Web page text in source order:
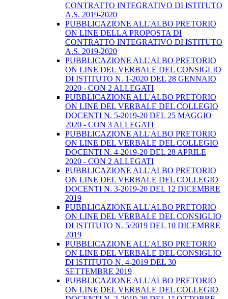
CONTRATTO INTEGRATIVO DI ISTITUTO
A.S. 2019-2020
PUBBLICAZIONE ALL'ALBO PRETORIO
ON LINE DELLA PROPOSTA DI
CONTRATTO INTEGRATIVO DI ISTITUTO
A.S. 2019-2020
PUBBLICAZIONE ALL'ALBO PRETORIO
ON LINE DEL VERBALE DEL CONSIGLIO
DI ISTITUTO N. 1-2020 DEL 28 GENNAIO
2020 - CON 2 ALLEGATI
PUBBLICAZIONE ALL'ALBO PRETORIO
ON LINE DEL VERBALE DEL COLLEGIO
DOCENTI N. 5-2019-20 DEL 25 MAGGIO
2020 - CON 3 ALLEGATI
PUBBLICAZIONE ALL'ALBO PRETORIO
ON LINE DEL VERBALE DEL COLLEGIO
DOCENTI N. 4-2019-20 DEL 28 APRILE
2020 - CON 2 ALLEGATI
PUBBLICAZIONE ALL'ALBO PRETORIO
ON LINE DEL VERBALE DEL COLLEGIO
DOCENTI N. 3-2019-20 DEL 12 DICEMBRE
2019
PUBBLICAZIONE ALL'ALBO PRETORIO
ON LINE DEL VERBALE DEL CONSIGLIO
DI ISTITUTO N. 5/2019 DEL 10 DICEMBRE
2019
PUBBLICAZIONE ALL'ALBO PRETORIO
ON LINE DEL VERBALE DEL CONSIGLIO
DI ISTITUTO N. 4-2019 DEL 30
SETTEMBRE 2019
PUBBLICAZIONE ALL'ALBO PRETORIO
ON LINE DEL VERBALE DEL COLLEGIO